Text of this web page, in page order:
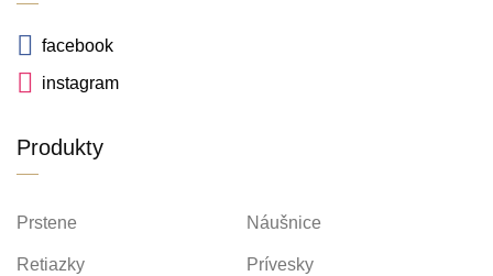
facebook
instagram
Produkty
Prstene Náušnice
Retiazky Prívesky